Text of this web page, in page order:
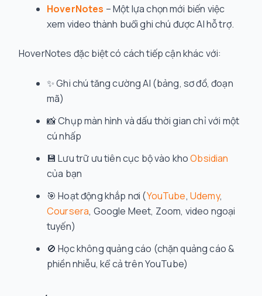
HoverNotes – Một lựa chọn mới biến việc
xem video thành buổi ghi chú được AI hỗ trợ.
HoverNotes đặc biệt có cách tiếp cận khác với:
✨ Ghi chú tăng cường AI (bảng, sơ đồ, đoạn
mã)
📸 Chụp màn hình và dấu thời gian chỉ với một
cú nhấp
💾 Lưu trữ ưu tiên cục bộ vào khoObsidian
của bạn
🎯 Hoạt động khắp nơi (YouTube, Udemy,
Coursera, Google Meet, Zoom, video ngoại
tuyến)
🚫 Học không quảng cáo (chặn quảng cáo &
phiền nhiễu, kể cả trên YouTube)